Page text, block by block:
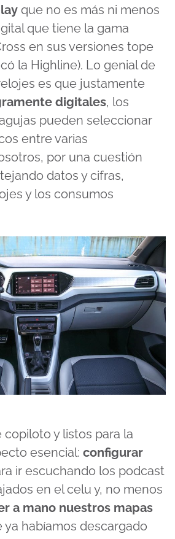
que no es más ni menos
que tiene la gama
en sus versiones tope
la Highline). Lo genial de
es que justamente
digitales, los
pueden seleccionar
entre varias
por una cuestión
datos y cifras,
y los consumos
copiloto y listos para la
esencial: configurar
ir escuchando los podcast
en el celu y, no menos
a mano nuestros mapas
habíamos descargado